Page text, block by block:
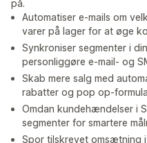
på.
Automatiser e-mails om
varer på lager for at øge
Synkroniser segmenter i
personliggøre e-mail- og
Skab mere salg med
rabatter og pop op-
Omdan kundehændelser i
segmenter for smartere
Spor tilskrevet omsætning